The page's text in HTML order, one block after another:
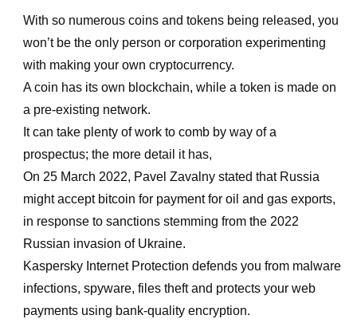
With so numerous coins and tokens being released, you
won’t be the only person or corporation experimenting
with making your own cryptocurrency.
A coin has its own blockchain, while a token is made on
a pre-existing network.
It can take plenty of work to comb by way of a
prospectus; the more detail it has,
On 25 March 2022, Pavel Zavalny stated that Russia
might accept bitcoin for payment for oil and gas exports,
in response to sanctions stemming from the 2022
Russian invasion of Ukraine.
Kaspersky Internet Protection defends you from malware
infections, spyware, files theft and protects your web
payments using bank-quality encryption.